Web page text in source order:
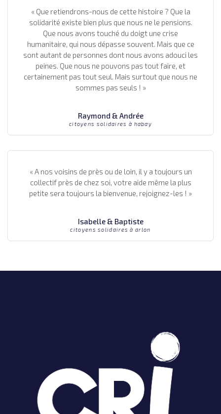
« Que retiendrons-nous de cette histoire ? Que la
solidarité existe bien plus que nous ne le pensions.
Que nous avons touché du doigt une crise
humanitaire, qui nous dépasse souvent. Mais que ce
sont autant de personnes dont nous avons adouci les
peines. Que nous ne pouvons pas tout faire, et
certainement pas tout seul. Mais surtout que nous ne
sommes pas seuls ! »
Raymond & Andrée
citoyens solidaires à habay
« A nos voisins de près ou de loin, il y a toujours un
collectif près de chez soi, votre aide même la plus
petite sera toujours la bienvenue, rejoignez-les ! »
Isabelle & Baptiste
citoyens solidaires à arlon